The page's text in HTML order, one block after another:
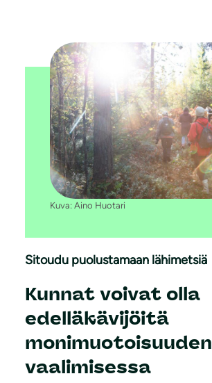
Kuva: Aino Huotari
Sitoudu puolustamaan lähimetsiä
Kunnat voivat olla
edelläkävijöitä
monimuotoisuuden
vaalimisessa